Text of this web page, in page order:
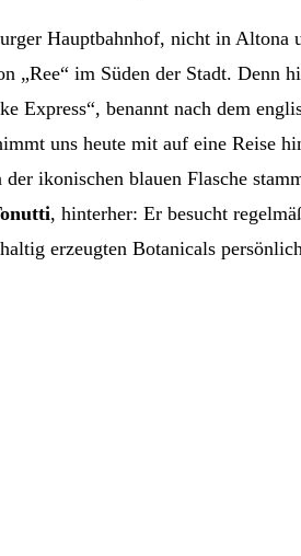
Hauptbahnhof, nicht in Altona
„Ree“ im Süden der Stadt. Denn
Express“, benannt nach dem
uns heute mit auf eine Reise
ikonischen blauen Flasche
, hinterher: Er besucht
erzeugten Botanicals